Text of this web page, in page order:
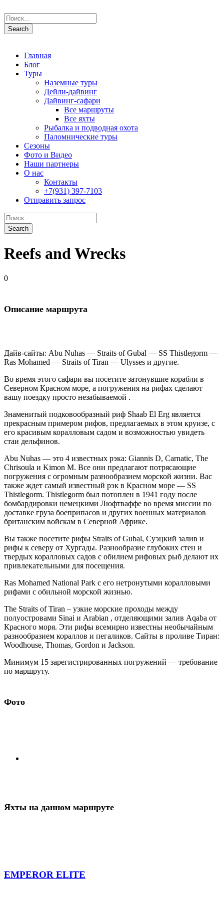
Главная
Блог
Туры
Наземные туры
Дейли-дайвинг
Дайвинг-сафари
Все маршруты
Все яхты
Рыбалка и подводная охота
Паломнические туры
Сезоны
Фото и Видео
Наши партнеры
О нас
Контакты
+7(931) 397-7103
Отправить запрос
Reefs and Wrecks
0
Описание маршрута
Дайв-сайты: Abu Nuhas — Straits of Gubal — SS Thistlegorm —
Ras Mohamed — Straits of Tiran — Ulysses и другие.
Во время этого сафари вы посетите затонувшие корабли в
Северном Красном море, а погружения на рифах сделают
вашу поездку просто незабываемой .
Знаменитый подковообразный риф Shaab El Erg является
прекрасным примером рифов, предлагаемых в этом круизе, с
его красивым коралловым садом и возможностью увидеть
стаи дельфинов.
Abu Nuhas — это 4 известных рэка: Giannis D, Carnatic, The
Chrisoula и Kimon M. Все они предлагают потрясающие
погружения с огромным разнообразием морской жизни. Вас
также ждет самый известный рэк в Красном море — SS
Thistlegorm. Thistlegorm был потоплен в 1941 году после
бомбардировки немецкими Люфтваффе во время миссии по
доставке груза боеприпасов и других военных материалов
британским войскам в Северной Африке.
Вы также посетите рифы Straits of Gubal, Суэцкий залив и
рифы к северу от Хургады. Разнообразие глубоких стен и
твердых коралловых садов с обилием рифовых рыб делают их
привлекательными для посещения.
Ras Mohamed National Park с его нетронутыми коралловыми
рифами с обильной морской жизнью.
The Straits of Tiran – узкие морские проходы между
полуостровами Sinai и Arabian , отделяющими залив Aqaba от
Красного моря. Эти рифы всемирно известны необычайным
разнообразием кораллов и пегаликов. Сайты в проливе Тиран:
Woodhouse, Thomas, Gordon и Jackson.
Минимум 15 зарегистрированных погружений — требование
по маршруту.
Фото
Яхты на данном маршруте
EMPEROR ELITE